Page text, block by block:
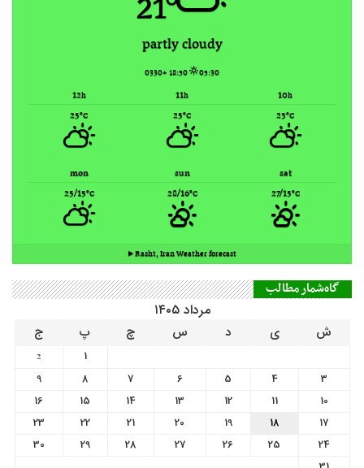
partly cloudy
05:30
18:50 +0330
10h
11h
12h
23°C
25°C
25°C
sat
sun
mon
27/15°C
28/16°C
25/15°C
Weather forecast
Rasht, Iran ▸
گاه‌شمار مطالب
مرداد ۱۴۰۵
ش ی د س چ پ ج
1
2
3
4
5
6
7
8
9
10
11
12
13
14
15
16
17
18
19
20
21
22
23
24
25
26
27
28
29
30